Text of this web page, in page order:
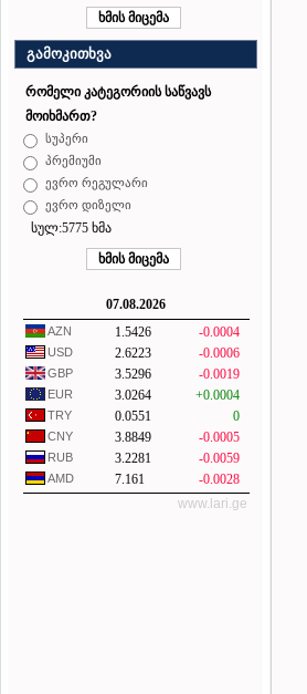
გამოკითხვა
რომელი კატეგორიის საწვავს
მოიხმართ?
სუპერი
პრემიუმი
ევრო რეგულარი
ევრო დიზელი
სულ:5775 ხმა
07.08.2026
AZN 1.5426 -0.0004
USD 2.6223 -0.0006
GBP 3.5296 -0.0019
EUR 3.0264 +0.0004
TRY 0.0551 0
CNY 3.8849 -0.0005
RUB 3.2281 -0.0059
AMD 7.161
-0.0028
www.lari.ge